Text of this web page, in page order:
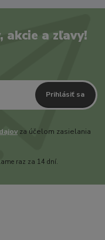
akcie a zľavy!
Prihlásiť sa
za účelom zasielania
raz za 14 dní.